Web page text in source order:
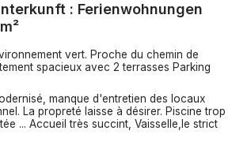
: Ferienwohnungen
vert. Proche du chemin de
spacieux avec 2 terrasses Parking
manque d'entretien des locaux
La propreté laisse à désirer. Piscine trop
... Accueil très succint, Vaisselle,le strict